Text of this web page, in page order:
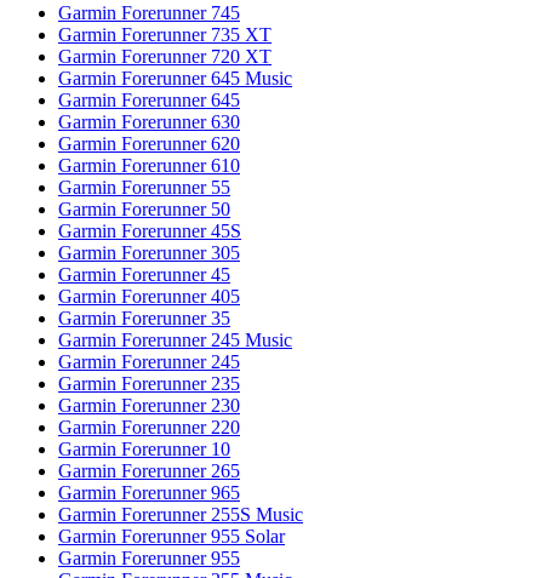
Garmin Forerunner 745
Garmin Forerunner 735 XT
Garmin Forerunner 720 XT
Garmin Forerunner 645 Music
Garmin Forerunner 645
Garmin Forerunner 630
Garmin Forerunner 620
Garmin Forerunner 610
Garmin Forerunner 55
Garmin Forerunner 50
Garmin Forerunner 45S
Garmin Forerunner 305
Garmin Forerunner 45
Garmin Forerunner 405
Garmin Forerunner 35
Garmin Forerunner 245 Music
Garmin Forerunner 245
Garmin Forerunner 235
Garmin Forerunner 230
Garmin Forerunner 220
Garmin Forerunner 10
Garmin Forerunner 265
Garmin Forerunner 965
Garmin Forerunner 255S Music
Garmin Forerunner 955 Solar
Garmin Forerunner 955